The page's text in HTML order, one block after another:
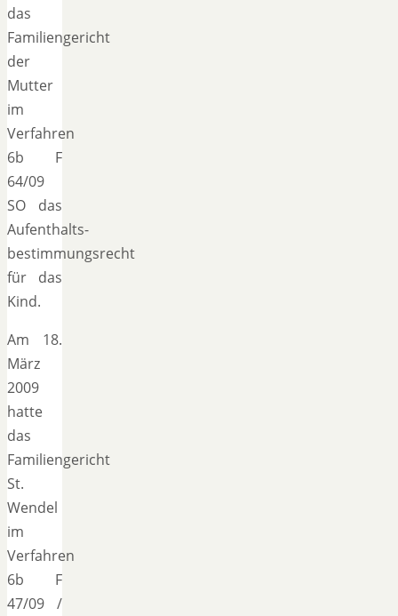
das
Familiengericht
der
Mutter
im
Verfahren
6b F
64/09
SO das
Aufenthalts-
bestimmungsrecht
für das
Kind.
Am 18.
März
2009
hatte
das
Familiengericht
St.
Wendel
im
Verfahren
6b F
47/09 /